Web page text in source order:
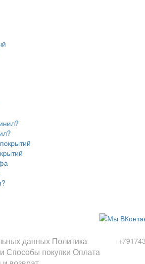
данных Политика
Способы покупки Оплата